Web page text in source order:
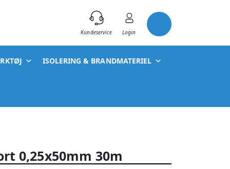
Kundeservice Login
ISOLERING & BRANDMATERIEL
0,25x50mm 30m